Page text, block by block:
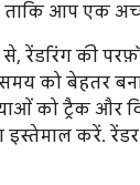
ताकि आप एक
रेंडरिंग की
को बेहतर
को ट्रैक और
इस्तेमाल करें.